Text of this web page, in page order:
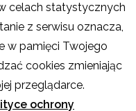
celach statystycznych
z serwisu oznacza,
w pamięci Twojego
cookies zmieniając
przeglądarce.
ochrony